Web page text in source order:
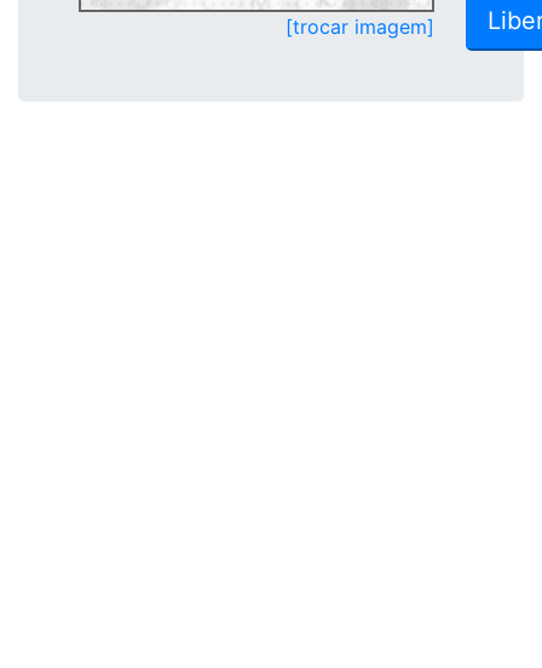
[trocar imagem]